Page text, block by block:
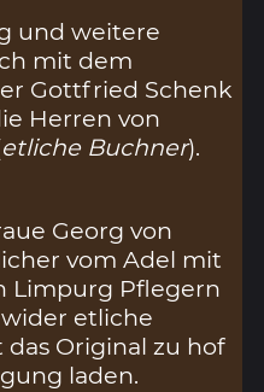
und weitere
mit dem
Gottfried Schenk
Herren von
etliche Buchner).
Georg von
vom Adel mit
Limpurg Pflegern
etliche
Original zu hof
laden.